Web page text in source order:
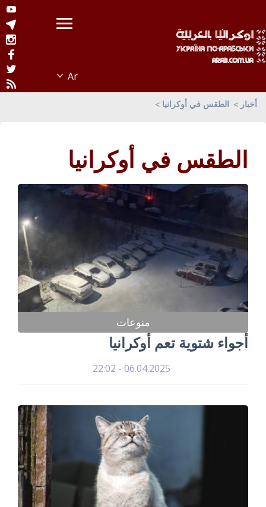
أخبار الطقس في أوكرانيا
الطقس في أوكرانيا
منوعات
أجواء شتوية تعم أوكرانيا
06.04.2025 - 22:02